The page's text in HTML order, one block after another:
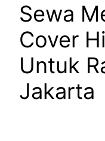
Sewa
Cover
Untuk
Jakarta